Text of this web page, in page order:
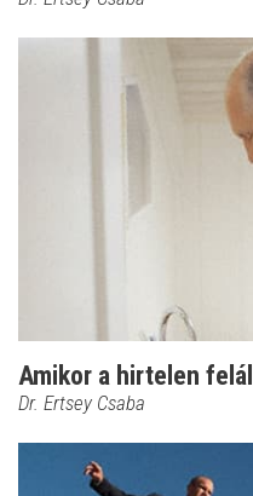
Amikor a hirtelen
Dr. Ertsey Csaba